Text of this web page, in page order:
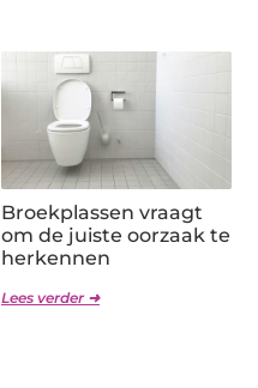
Broekplassen vraagt
om de juiste oorzaak te
herkennen
Lees verder ➜